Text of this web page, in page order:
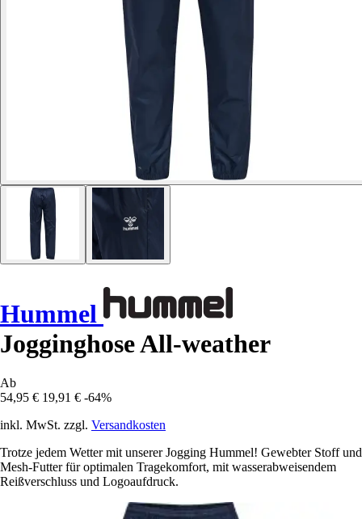
Hummel
Jogginghose All-weather
Ab
54,95 € 19,91 € -64%
inkl. MwSt. zzgl. Versandkosten
Trotze jedem Wetter mit unserer Jogging Hummel! Gewebter Stoff und
Mesh-Futter für optimalen Tragekomfort, mit wasserabweisendem
Reißverschluss und Logoaufdruck.